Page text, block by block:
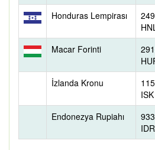
Honduras Lempirası
Macar Forinti
İzlanda Kronu
ISK
Endonezya Rupiahı
IDR